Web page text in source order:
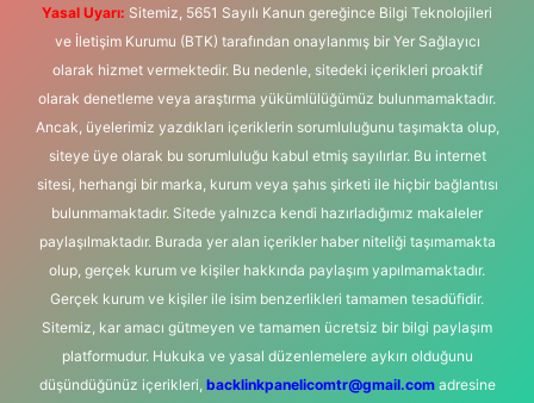
Yasal Uyarı: Sitemiz, 5651 Sayılı Kanun gereğince Bilgi Teknolojileri
ve İletişim Kurumu (BTK) tarafından onaylanmış bir Yer Sağlayıcı
olarak hizmet vermektedir. Bu nedenle, sitedeki içerikleri proaktif
olarak denetleme veya araştırma yükümlülüğümüz bulunmamaktadır.
Ancak, üyelerimiz yazdıkları içeriklerin sorumluluğunu taşımakta olup,
siteye üye olarak bu sorumluluğu kabul etmiş sayılırlar. Bu internet
sitesi, herhangi bir marka, kurum veya şahıs şirketi ile hiçbir bağlantısı
bulunmamaktadır. Sitede yalnızca kendi hazırladığımız makaleler
paylaşılmaktadır. Burada yer alan içerikler haber niteliği taşımamakta
olup, gerçek kurum ve kişiler hakkında paylaşım yapılmamaktadır.
Gerçek kurum ve kişiler ile isim benzerlikleri tamamen tesadüfidir.
Sitemiz, kar amacı gütmeyen ve tamamen ücretsiz bir bilgi paylaşım
platformudur. Hukuka ve yasal düzenlemelere aykırı olduğunu
düşündüğünüz içerikleri, backlinkpanelicomtr@gmail.comadresine